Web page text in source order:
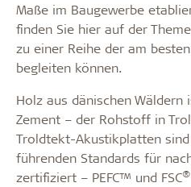
Maße im Baugewerbe
finden Sie hier auf der
zu einer Reihe der am
begleiten können.
Holz aus dänischen Wäldern
Zement – der Rohstoff in
Troldtekt-Akustikplatten
führenden Standards für
zertifiziert – PEFC™ und FSC®